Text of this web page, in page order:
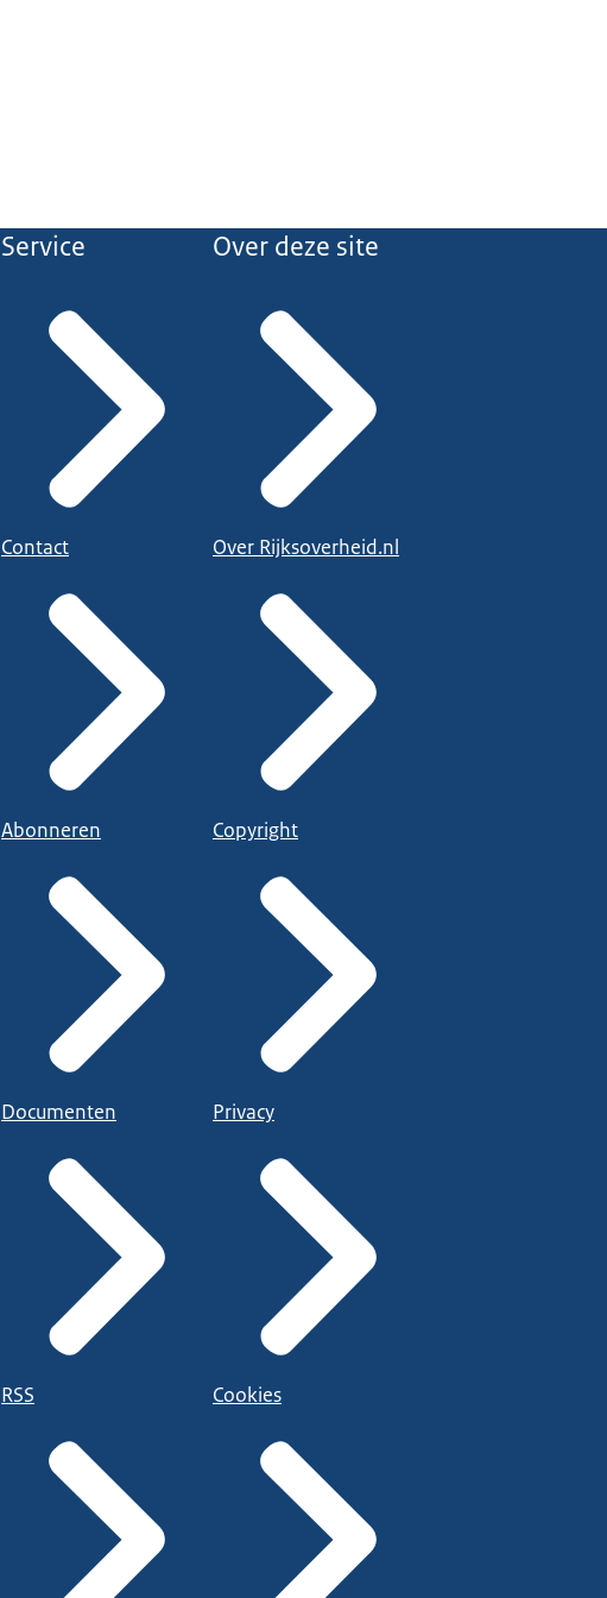
Service
Contact
Abonneren
Documenten
RSS
Over deze site
Over Rijksoverheid.nl
Copyright
Privacy
Cookies